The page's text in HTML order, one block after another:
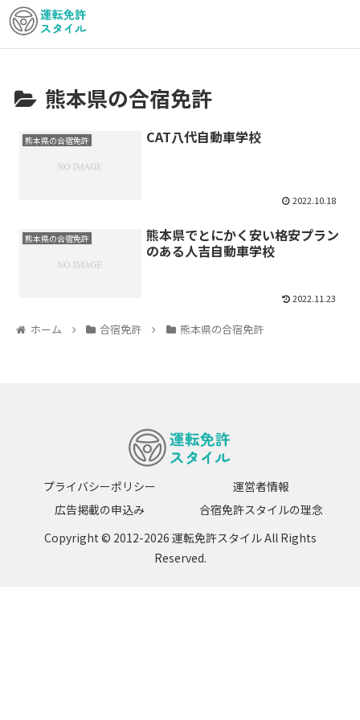
熊本県の合宿免許
熊本県の合宿免許 CAT八代自動車学校
2022.10.18
熊本県の合宿免許
熊本県でとにかく安い格安プラン
のある人吉自動車学校
2022.11.23
ホーム 合宿免許 熊本県の合宿免許
プライバシーポリシー
運営者情報
広告掲載の申込み
合宿免許スタイルの理念
Copyright © 2012-2026 運転免許スタイル All Rights
Reserved.